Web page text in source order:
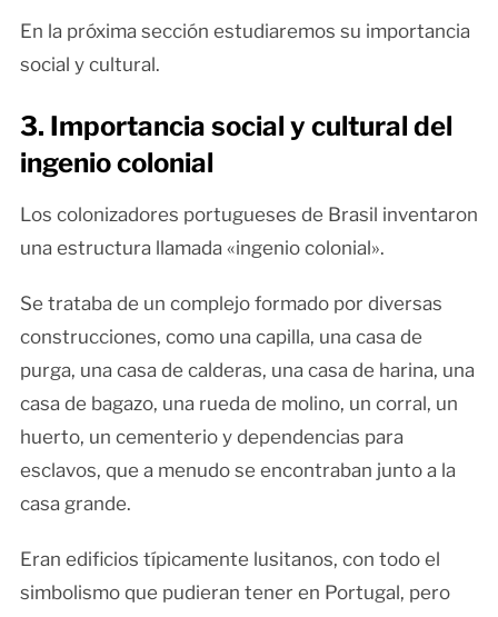
En la próxima sección estudiaremos su importancia
social y cultural.
3. Importancia social y cultural del
ingenio colonial
Los colonizadores portugueses de Brasil inventaron
una estructura llamada «ingenio colonial».
Se trataba de un complejo formado por diversas
construcciones, como una capilla, una casa de
purga, una casa de calderas, una casa de harina, una
casa de bagazo, una rueda de molino, un corral, un
huerto, un cementerio y dependencias para
esclavos, que a menudo se encontraban junto a la
casa grande.
Eran edificios típicamente lusitanos, con todo el
simbolismo que pudieran tener en Portugal, pero